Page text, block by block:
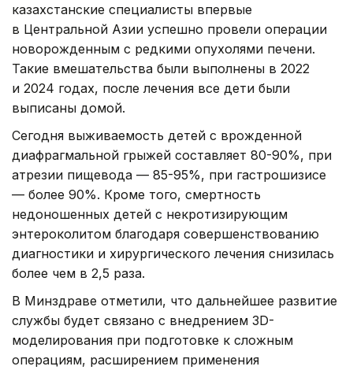
казахстанские специалисты впервые
в Центральной Азии успешно провели операции
новорожденным с редкими опухолями печени.
Такие вмешательства были выполнены в 2022
и 2024 годах, после лечения все дети были
выписаны домой.
Сегодня выживаемость детей с врожденной
диафрагмальной грыжей составляет 80-90%, при
атрезии пищевода — 85-95%, при гастрошизисе
— более 90%. Кроме того, смертность
недоношенных детей с некротизирующим
энтероколитом благодаря совершенствованию
диагностики и хирургического лечения снизилась
более чем в 2,5 раза.
В Минздраве отметили, что дальнейшее развитие
службы будет связано с внедрением 3D-
моделирования при подготовке к сложным
операциям, расширением применения